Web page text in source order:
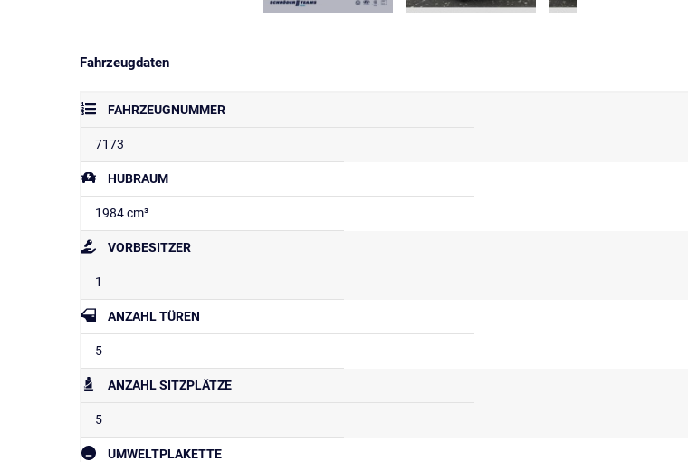
Fahrzeugdaten
FAHRZEUGNUMMER
7173
HUBRAUM
1984 cm³
VORBESITZER
1
ANZAHL TÜREN
5
ANZAHL SITZPLÄTZE
5
UMWELTPLAKETTE